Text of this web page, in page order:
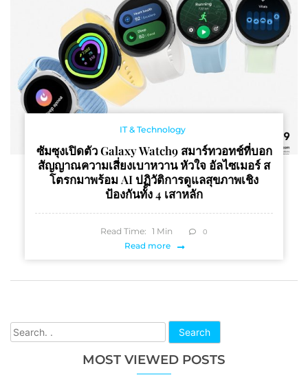
Search
MOST VIEWED POSTS
IT & Technology
ซัมซุงเปิดตัว Galaxy Watch9 สมาร์ทวอทช์ที่บอก
สัญญาณความเสี่ยงเบาหวาน หัวใจ อัลไซเมอร์ ส
โตรกมาพร้อม AI ปฏิวัติการดูแลสุขภาพเชิง
ป้องกันทั้ง 4 เสาหลัก
Read Time: 1 Min 0
Read more